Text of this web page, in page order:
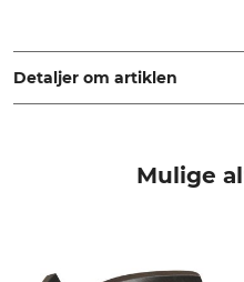
Freiberg/N., Germany,
Detaljer om artiklen
Mulige